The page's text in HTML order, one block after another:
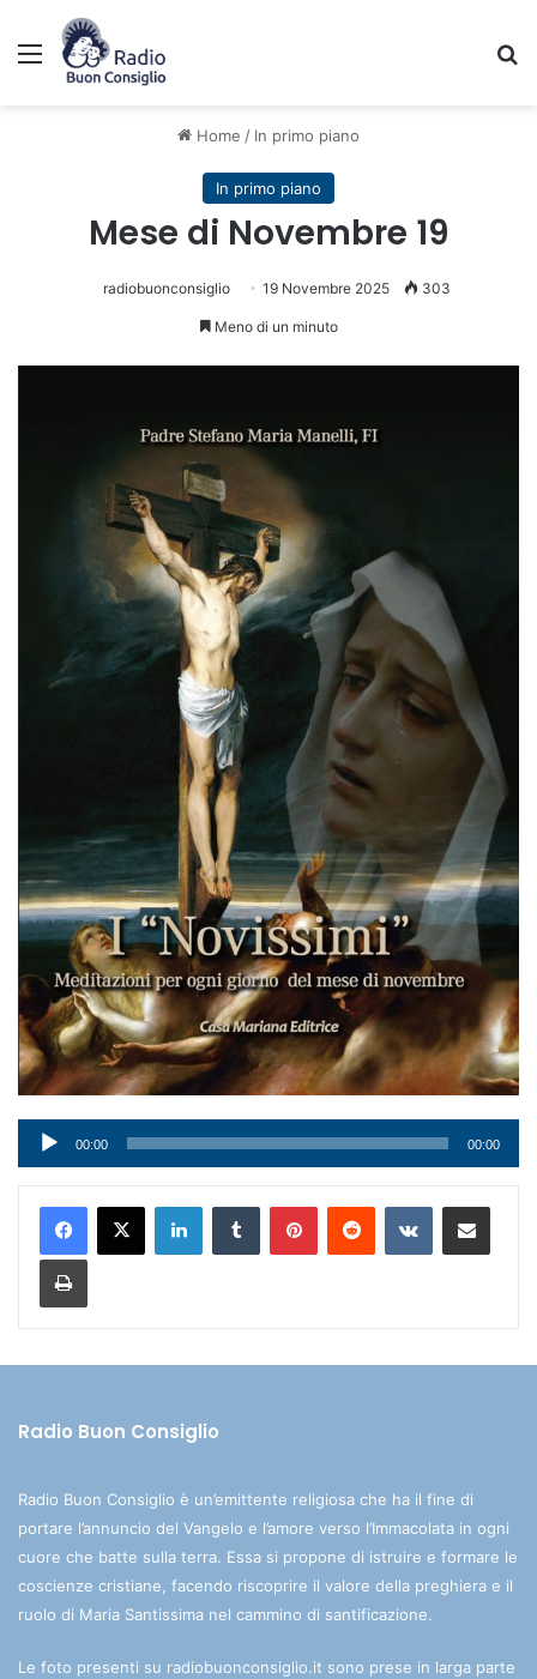
Menu
Home / In primo piano
In primo piano
Mese di Novembre 19
radiobuonconsiglio 19 Novembre 2025 303
Meno di un minuto
Audio
Player
00:00 00:00
Radio Buon Consiglio
Radio Buon Consiglio è un’emittente religiosa che ha il fine di
portare l’annuncio del Vangelo e l’amore verso l’Immacolata in ogni
cuore che batte sulla terra. Essa si propone di istruire e formare le
coscienze cristiane, facendo riscoprire il valore della preghiera e il
ruolo di Maria Santissima nel cammino di santificazione.
Le foto presenti su radiobuonconsiglio.it sono prese in larga parte